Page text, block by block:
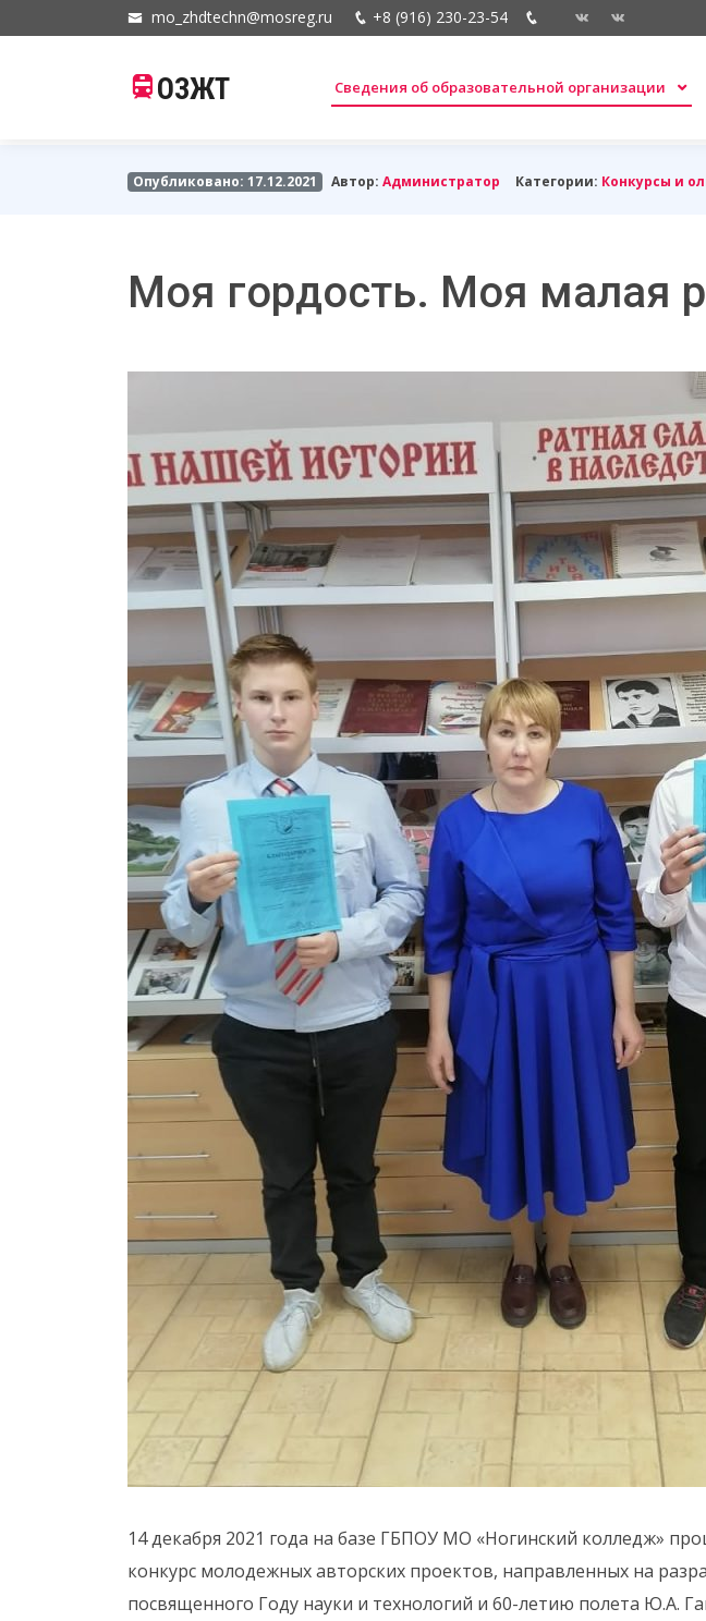
mo_zhdtechn@mosreg.ru +8 (916) 230-23-54
ОЗЖТ Сведения об образовательной организации
Опубликовано: 17.12.2021 Автор:Администратор Категории: Конкурсы и
Моя гордость. Моя малая
14 декабря 2021 года на базе ГБПОУ МО «Ногинский колледж»
конкурс молодежных авторских проектов, направленных на
посвященного Году науки и технологий и 60-летию полета Ю.А.